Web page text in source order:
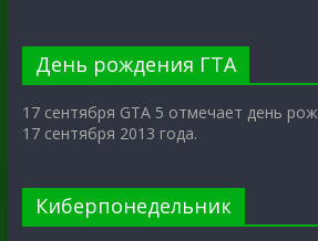
День рождения ГТА
17 сентября GTA 5 отмечает день
17 сентября 2013 года.
Киберпонедельник